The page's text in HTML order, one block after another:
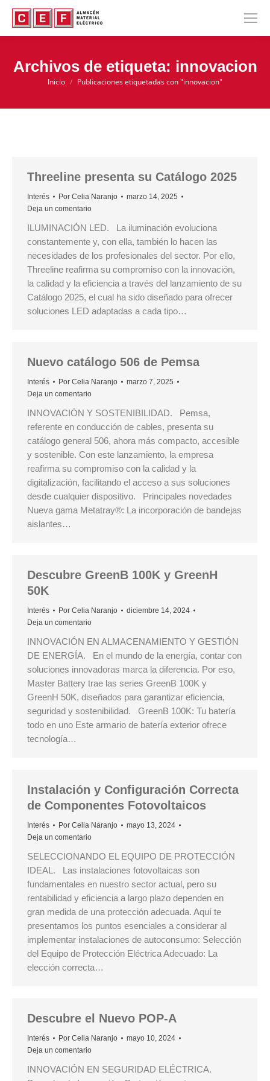
Archivos de etiqueta: innovacion
Estás aquí:
Inicio Publicaciones etiquetadas con "innovacion"
Threeline presenta su Catálogo 2025
Interés Por Celia Naranjo
marzo 14, 2025
Deja un comentario
ILUMINACIÓN LED. La iluminación evoluciona
constantemente y, con ella, también lo hacen las
necesidades de los profesionales del sector. Por ello,
Threeline reafirma su compromiso con la innovación,
la calidad y la eficiencia a través del lanzamiento de su
Catálogo 2025, el cual ha sido diseñado para ofrecer
soluciones LED adaptadas a cada tipo…
Nuevo catálogo 506 de Pemsa
Interés Por Celia Naranjo
marzo 7, 2025
Deja un comentario
INNOVACIÓN Y SOSTENIBILIDAD. Pemsa,
referente en conducción de cables, presenta su
catálogo general 506, ahora más compacto, accesible
y sostenible. Con este lanzamiento, la empresa
reafirma su compromiso con la calidad y la
digitalización, facilitando el acceso a sus soluciones
desde cualquier dispositivo. Principales novedades
Nueva gama Metatray®: La incorporación de bandejas
aislantes…
Descubre GreenB 100K y GreenH
50K
Interés Por Celia Naranjo
diciembre 14, 2024
Deja un comentario
INNOVACIÓN EN ALMACENAMIENTO Y GESTIÓN
DE ENERGÍA. En el mundo de la energía, contar con
soluciones innovadoras marca la diferencia. Por eso,
Master Battery trae las series GreenB 100K y
GreenH 50K, diseñados para garantizar eficiencia,
seguridad y sostenibilidad. GreenB 100K: Tu batería
todo en uno Este armario de batería exterior ofrece
tecnología…
Instalación y Configuración Correcta
de Componentes Fotovoltaicos
Interés Por Celia Naranjo
mayo 13, 2024
Deja un comentario
SELECCIONANDO EL EQUIPO DE PROTECCIÓN
IDEAL. Las instalaciones fotovoltaicas son
fundamentales en nuestro sector actual, pero su
rentabilidad y eficiencia a largo plazo dependen en
gran medida de una protección adecuada. Aquí te
presentamos los puntos esenciales a considerar al
implementar instalaciones de autoconsumo: Selección
del Equipo de Protección Eléctrica Adecuado: La
elección correcta…
Descubre el Nuevo POP-A
Interés Por Celia Naranjo
mayo 10, 2024
Deja un comentario
INNOVACIÓN EN SEGURIDAD ELÉCTRICA.